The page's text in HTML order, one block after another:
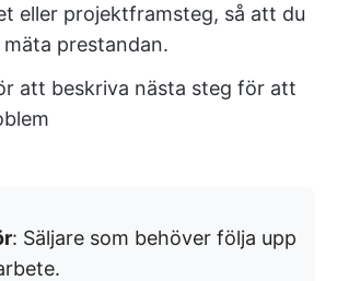
eller projektframsteg, så att du
prestandan.
att beskriva nästa steg för att
: Säljare som behöver följa upp